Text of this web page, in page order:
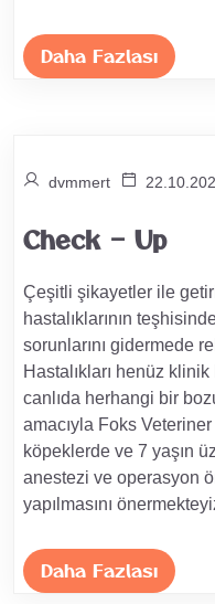
Daha Fazlası
dvmmert
Check – Up
Çeşitli şikayetler ile
hastalıklarının
sorunlarını gidermede
Hastalıkları henüz
canlıda herhangi bir
amacıyla Foks
köpeklerde ve 7 yaşın
anestezi ve operasyon
yapılmasını
Daha Fazlası